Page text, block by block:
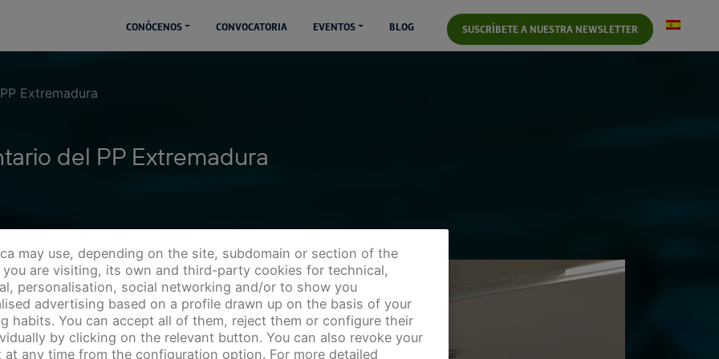
CONÓCENOS CONVOCATORIA EVENTOS BLOG SUSCRÍBETE A NUESTRA NEWSLETTER
Extremadura
del PP Extremadura
may use, depending on the site, subdomain or section of the
are visiting, its own and third-party cookies for technical,
personalisation, social networking and/or to show you
advertising based on a profile drawn up on the basis of your
habits. You can accept all of them, reject them or configure their
by clicking on the relevant button. You can also revoke your
at any time from the configuration option. For more detailed